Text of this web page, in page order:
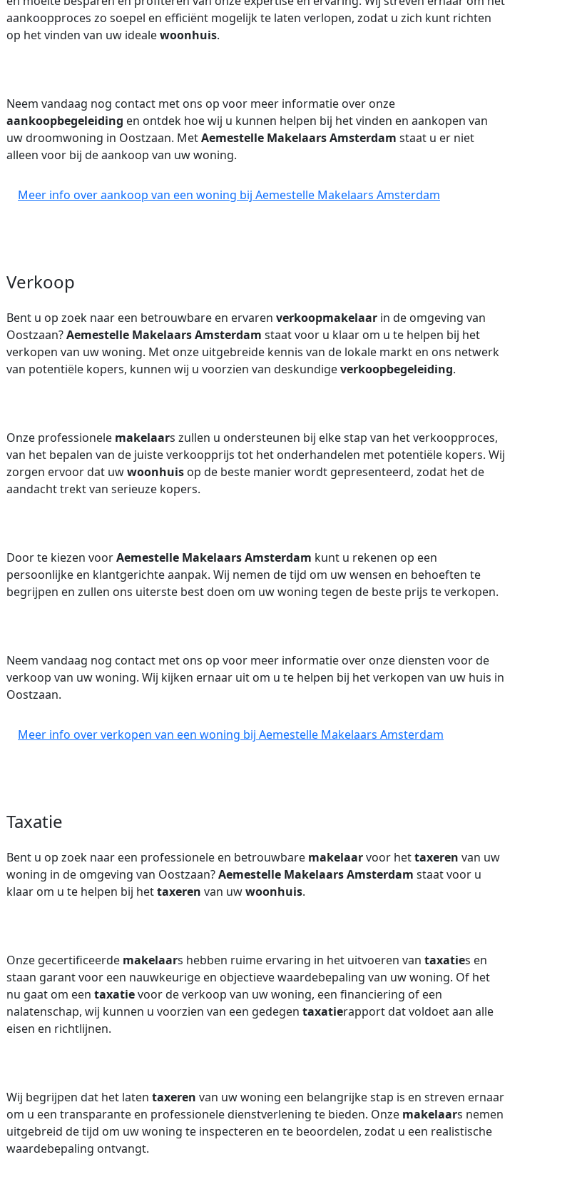
aankoopproces zo soepel en efficiënt mogelijk te laten verlopen, zodat u zich kunt richten
op het vinden van uw idealewoonhuis.
Neem vandaag nog contact met ons op voor meer informatie over onze
aankoopbegeleiding en ontdek hoe wij u kunnen helpen bij het vinden en aankopen van
uw droomwoning in Oostzaan. MetAemestelle Makelaars Amsterdam staat u er niet
alleen voor bij de aankoop van uw woning.
Meer info over aankoop van een woning bij Aemestelle Makelaars Amsterdam
Verkoop
Bent u op zoek naar een betrouwbare en ervaren verkoopmakelaar in de omgeving van
Oostzaan?Aemestelle Makelaars Amsterdam staat voor u klaar om u te helpen bij het
verkopen van uw woning. Met onze uitgebreide kennis van de lokale markt en ons netwerk
van potentiële kopers, kunnen wij u voorzien van deskundigeverkoopbegeleiding.
Onze professionele makelaars zullen u ondersteunen bij elke stap van het verkoopproces,
van het bepalen van de juiste verkoopprijs tot het onderhandelen met potentiële kopers. Wij
zorgen ervoor dat uwwoonhuis op de beste manier wordt gepresenteerd, zodat het de
aandacht trekt van serieuze kopers.
Door te kiezen voorAemestelle Makelaars Amsterdam kunt u rekenen op een
persoonlijke en klantgerichte aanpak. Wij nemen de tijd om uw wensen en behoeften te
begrijpen en zullen ons uiterste best doen om uw woning tegen de beste prijs te verkopen.
Neem vandaag nog contact met ons op voor meer informatie over onze diensten voor de
verkoop van uw woning. Wij kijken ernaar uit om u te helpen bij het verkopen van uw huis in
Oostzaan.
Meer info over verkopen van een woning bij Aemestelle Makelaars Amsterdam
Taxatie
Bent u op zoek naar een professionele en betrouwbare makelaarvoor hettaxeren van uw
woning in de omgeving van Oostzaan?Aemestelle Makelaars Amsterdam staat voor u
klaar om u te helpen bij hettaxeren van uwwoonhuis.
Onze gecertificeerde makelaars hebben ruime ervaring in het uitvoeren van taxaties en
staan garant voor een nauwkeurige en objectieve waardebepaling van uw woning. Of het
nu gaat om een taxatievoor de verkoop van uw woning, een financiering of een
nalatenschap, wij kunnen u voorzien van een gedegen taxatierapport dat voldoet aan alle
eisen en richtlijnen.
Wij begrijpen dat het laten taxeren van uw woning een belangrijke stap is en streven ernaar
om u een transparante en professionele dienstverlening te bieden. Onze makelaars nemen
uitgebreid de tijd om uw woning te inspecteren en te beoordelen, zodat u een realistische
waardebepaling ontvangt.